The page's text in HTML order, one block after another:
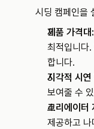
시딩 캠페인을
제품 가격대:
최적입니다
합니다.
시각적 시연
보여줄 수
크리에이터
제공하고